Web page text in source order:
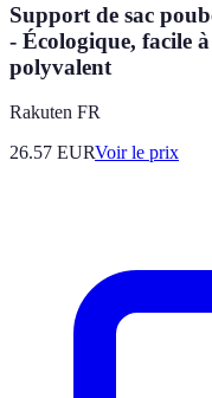
Support de sac
- Écologique, facile
polyvalent
Rakuten FR
26.57 EURVoir le prix